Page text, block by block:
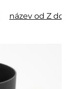
název od Z do